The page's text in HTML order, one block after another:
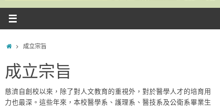
Home成立宗旨
成立宗旨
慈濟自創校以來，除了對人文教育的重視外，對於醫學人才的培育用
力也最深。這些年來，本校醫學系、護理系、醫技系及公衛系畢業生